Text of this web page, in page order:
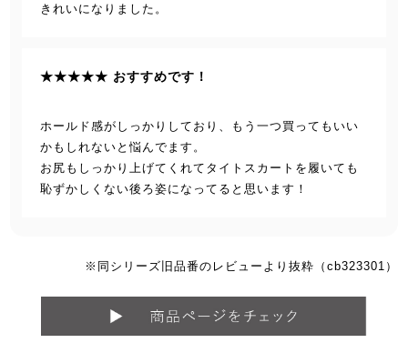
きれいになりました。
★★★★★ おすすめです！
ホールド感がしっかりしており、もう一つ買ってもいい
かもしれないと悩んでます。
お尻もしっかり上げてくれてタイトスカートを履いても
恥ずかしくない後ろ姿になってると思います！
※同シリーズ旧品番のレビューより抜粋（cb323301）